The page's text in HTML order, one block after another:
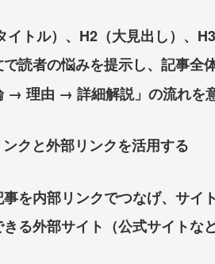
イトル）、H2（大見出し）、
読者の悩みを提示し、記事全
→ 理由 → 詳細解説」の流れを
クと外部リンクを活用する
を内部リンクでつなげ、サイ
る外部サイト（公式サイトな